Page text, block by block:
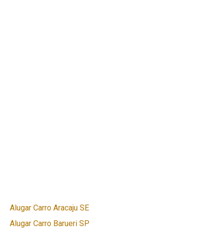
Alugar Carro Aracaju SE
Alugar Carro Barueri SP